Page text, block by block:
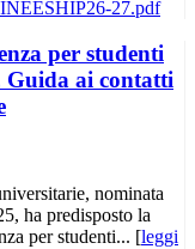
per studenti
Guida ai contatti
nominata
ha predisposto la
per studenti... [leggi